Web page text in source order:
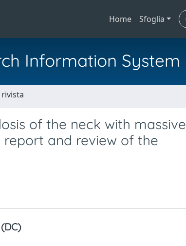
Home Sfoglia
Information System
of the neck with massive
and review of the